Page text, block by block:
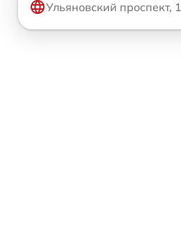
Ульяновский проспект, 1